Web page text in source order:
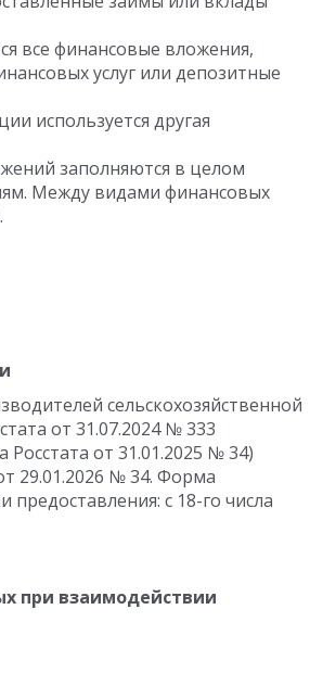
все финансовые вложения,
услуг или депозитные
используется другая
заполняются в целом
Между видами финансовых
сельскохозяйственной
от 31.07.2024 № 333
от 31.01.2025 № 34)
29.01.2026 № 34. Форма
предоставления: с 18-го числа
при взаимодействии